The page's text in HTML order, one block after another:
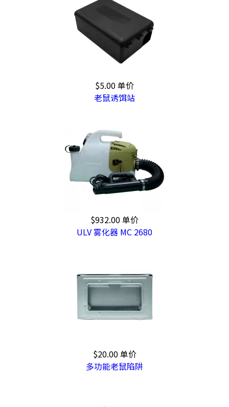
$5.00单价
老鼠诱饵站
$932.00单价
ULV 雾化器 MC 2680
$20.00单价
多功能老鼠陷阱